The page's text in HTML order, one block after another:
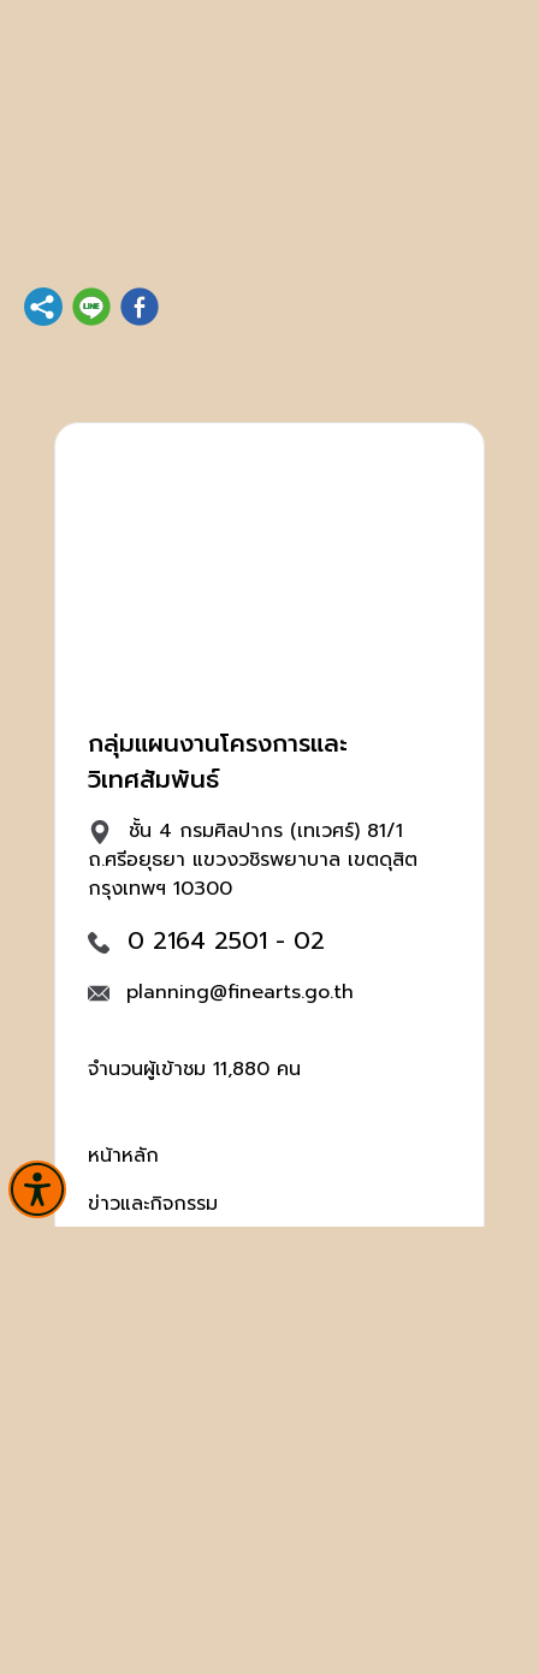
กลุ่มแผนงานโครงการและ
วิเทศสัมพันธ์
ชั้น 4 กรมศิลปากร (เทเวศร์) 81/1
ถ.ศรีอยุธยา แขวงวชิรพยาบาล เขตดุสิต
กรุงเทพฯ 10300
0 2164 2501 - 02
planning@finearts.go.th
จำนวนผู้เข้าชม 11,880 คน
หน้าหลัก
ข่าวและกิจกรรม